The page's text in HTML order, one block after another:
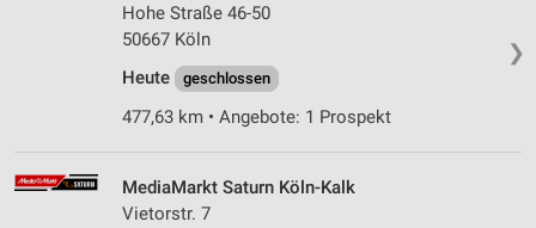
❯
Hohe Straße 46-50
50667 Köln
Heute
geschlossen
477,63 km • Angebote: 1 Prospekt
MediaMarkt Saturn Köln-Kalk
Vietorstr. 7
Messung der Werbeleistung
Messung der Performance von Inhalten
Analyse von Zielgruppen durch Statistiken oder
Entwicklung und Verbesserung der Angebote